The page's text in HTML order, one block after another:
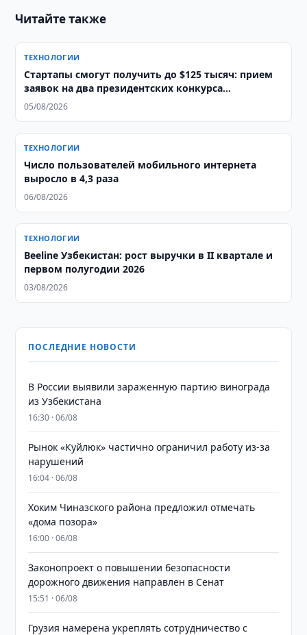
Читайте также
ТЕХНОЛОГИИ
Стартапы смогут получить до $125 тысяч: прием
заявок на два президентских конкурса
продолжается
05/08/2026
ТЕХНОЛОГИИ
Число пользователей мобильного интернета
выросло в 4,3 раза
06/08/2026
ТЕХНОЛОГИИ
Beeline Узбекистан: рост выручки в II квартале и
первом полугодии 2026
03/08/2026
ПОСЛЕДНИЕ НОВОСТИ
В России выявили зараженную партию винограда
из Узбекистана
16:30 · 06/08
Рынок «Куйлюк» частично ограничил работу из-за
нарушений
16:04 · 06/08
Хоким Чиназского района предложил отмечать
«дома позора»
16:00 · 06/08
Законопроект о повышении безопасности
дорожного движения направлен в Сенат
15:51 · 06/08
Грузия намерена укреплять сотрудничество с